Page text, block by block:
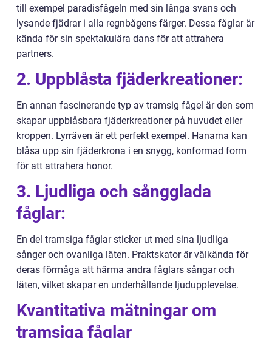
till exempel paradisfågeln med sin långa svans och
lysande fjädrar i alla regnbågens färger. Dessa fåglar är
kända för sin spektakulära dans för att attrahera
partners.
2. Uppblåsta fjäderkreationer:
En annan fascinerande typ av tramsig fågel är den som
skapar uppblåsbara fjäderkreationer på huvudet eller
kroppen. Lyrräven är ett perfekt exempel. Hanarna kan
blåsa upp sin fjäderkrona i en snygg, konformad form
för att attrahera honor.
3. Ljudliga och sångglada
fåglar:
En del tramsiga fåglar sticker ut med sina ljudliga
sånger och ovanliga läten. Praktskator är välkända för
deras förmåga att härma andra fåglars sångar och
läten, vilket skapar en underhållande ljudupplevelse.
Kvantitativa mätningar om
tramsiga fåglar